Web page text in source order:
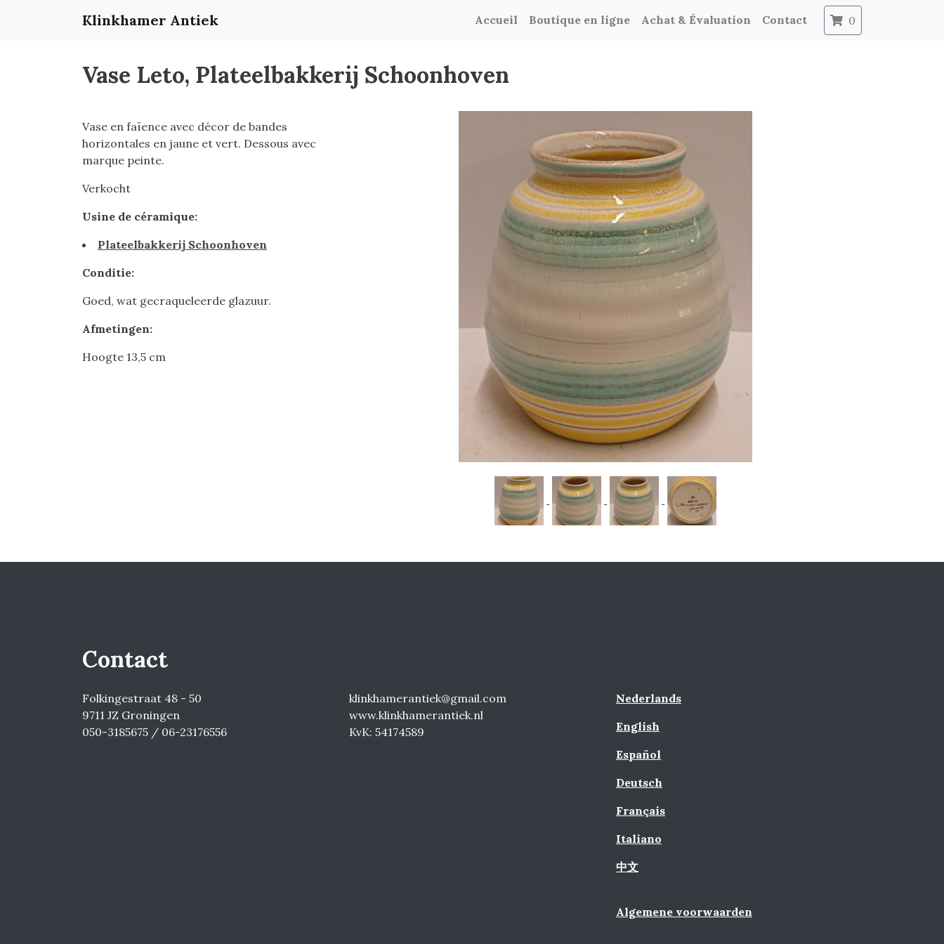
Klinkhamer Antiek Accueil Boutique en ligne Achat & Évaluation Contact 0
Vase Leto, Plateelbakkerij Schoonhoven
Vase en faïence avec décor de bandes
horizontales en jaune et vert. Dessous avec
marque peinte.
Verkocht
Usine de céramique:
Plateelbakkerij Schoonhoven
Conditie:
Goed, wat gecraqueleerde glazuur.
Afmetingen:
Hoogte 13,5 cm
Contact
Folkingestraat 48 - 50
9711 JZ Groningen
050-3185675 / 06-23176556
klinkhamerantiek@gmail.com
www.klinkhamerantiek.nl
KvK: 54174589
Nederlands
English
Español
Deutsch
Français
Italiano
中文
Algemene voorwaarden